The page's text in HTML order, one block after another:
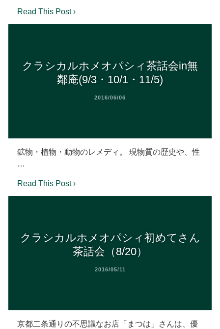
Read This Post ›
クラシカルホメオパシィ茶話会in無
鄰庵(9/3・10/1・11/5)
2016/06/06
鉱物・植物・動物のレメディ。 現物質の歴史や、性
…
Read This Post ›
クラシカルホメオパシィ初めてさん
茶話会（8/20）
2016/05/11
京都二条通りの不思議なお店「まつは」さんは、優